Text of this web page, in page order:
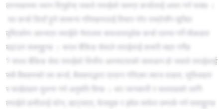
लागतहरुमा ध्यान दिनुहोस् जसले तपाईको समग्र कर्जालाई असर गर्न सक्छ ।
दृष्टिकोण अपनाएर तपाईले नेपालमा सफलतापूर्वक कर्जा प्राप्त गर्ने मौकाहरु
बढाउन सक्नुहुन्छ । सरल बैंकिङ सेवाले तपाईलाई कसरी मद्दत गर्नेछ
? सरल बैंकिङ सेवा तपाईको वित्तीय अस्पष्टताको समाधान हो जसले तपाईलाई
सबै बैंकहरुको घर कर्जा, बैकहरुद्धारा प्रदान गरिएका ब्याज दरहरु, सुविधाहरु
र फाईदाहरु तुलना गर्न अनुमति दिन्छ । थप जानकारी र सल्लाहको लागि
तपाईले हामीलाई फोन, व्हाट्सएप, फेसबुक र इमेल मार्फत सम्पर्क गर्न सक्नुहुन्छ